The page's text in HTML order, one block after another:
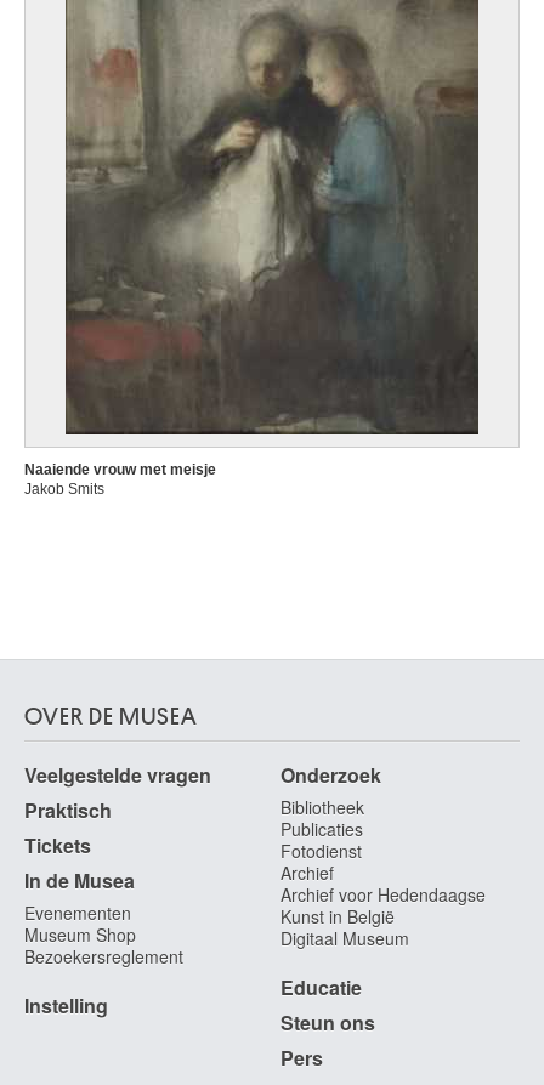
Naaiende vrouw met meisje
Jakob Smits
OVER DE MUSEA
Veelgestelde vragen
Praktisch
Tickets
In de Musea
Evenementen
Museum Shop
Bezoekersreglement
Instelling
Onderzoek
Bibliotheek
Publicaties
Fotodienst
Archief
Archief voor Hedendaagse
Kunst in België
Digitaal Museum
Educatie
Steun ons
Pers